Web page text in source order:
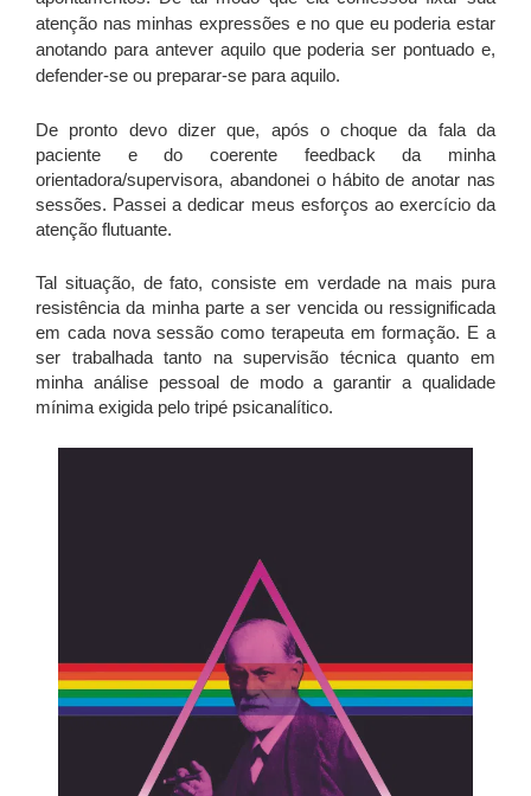
atenção nas minhas expressões e no que eu poderia estar
anotando para antever aquilo que poderia ser pontuado e,
defender-se ou preparar-se para aquilo.
De pronto devo dizer que, após o choque da fala da
paciente e do coerente feedback da minha
orientadora/supervisora, abandonei o hábito de anotar nas
sessões. Passei a dedicar meus esforços ao exercício da
atenção flutuante.
Tal situação, de fato, consiste em verdade na mais pura
resistência da minha parte a ser vencida ou ressignificada
em cada nova sessão como terapeuta em formação. E a
ser trabalhada tanto na supervisão técnica quanto em
minha análise pessoal de modo a garantir a qualidade
mínima exigida pelo tripé psicanalítico.